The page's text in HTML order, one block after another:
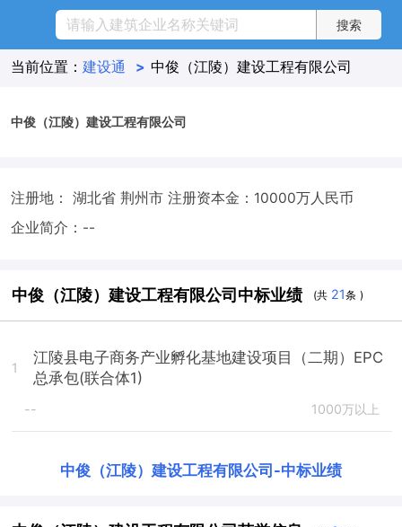
当前位置： 建设通 > 中俊（江陵）建设工程有限公司
中俊（江陵）建设工程有限公司
注册地： 湖北省 荆州市 注册资本金：10000万人民币
企业简介：--
中俊（江陵）建设工程有限公司中标业绩 (共 21条 )
1
江陵县电子商务产业孵化基地建设项目（二期）EPC
总承包(联合体1)
-- 1000万以上
中俊（江陵）建设工程有限公司 -中标业绩